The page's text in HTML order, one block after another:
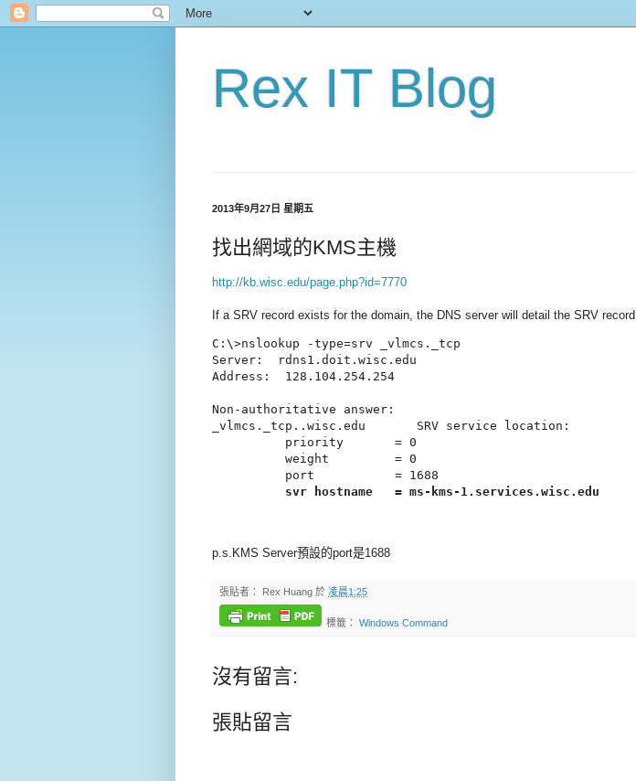
Rex IT Blog
2013年9月27日 星期五
找出網域的KMS主機
http://kb.wisc.edu/page.php?id=7770
If a SRV record exists for the domain, the DNS server will detail the SRV record.
C:\>nslookup -type=srv _vlmcs._tcp
Server:  rdns1.doit.wisc.edu
Address:  128.104.254.254
Non-authoritative answer:
_vlmcs._tcp. .wisc.edu       SRV service location:
          priority       = 0
          weight         = 0
          port           = 1688
svr hostname   = ms-kms-1.services.wisc.edu
p.s.KMS Server預設的port是1688
張貼者： Rex Huang 於 凌晨1:25
標籤：Windows Command
沒有留言:
張貼留言